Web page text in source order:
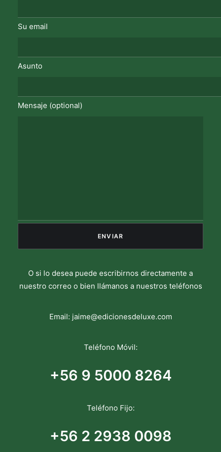
Su email
Asunto
Mensaje (optional)
O si lo desea puede escribirnos directamente a
nuestro correo o bien llámanos a nuestros teléfonos
Email: jaime@edicionesdeluxe.com
Teléfono Móvil:
+56 9 5000 8264
Teléfono Fijo:
+56 2 2938 0098